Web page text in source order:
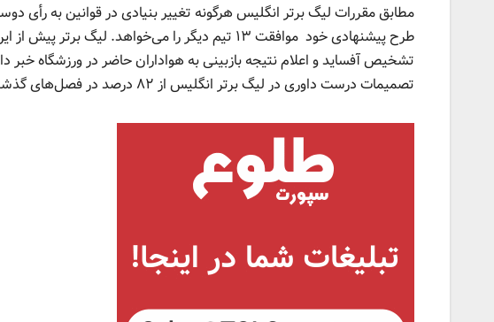
طرح پیشنهادی خود موافقت ۱۳ تیم دیگر را می‌خواهد.
تشخیص آفساید و اعلام نتیجه بازبینی به هواداران حاضر در ورزشگاه
تصمیمات درست داوری در لیگ برتر انگلیس از ۸۲ درصد در فصل‌های گذشته به ۹۶ درصد در دوران حضور VAR افزایش پیدا کرده است.